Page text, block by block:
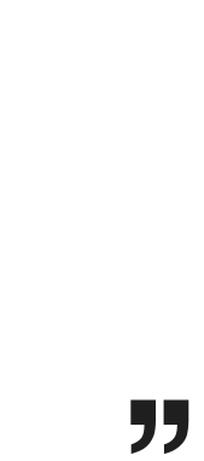
veranstaltungen